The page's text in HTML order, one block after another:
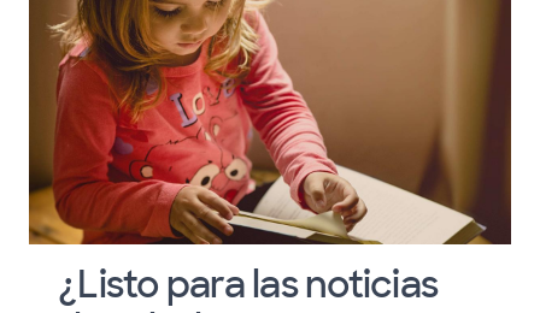
¿Listo para las noticias